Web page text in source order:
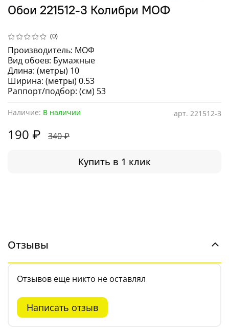
(0)
арт. 221512-3
Наличие: В наличии
Обои 221512-3 Колибри МОФ
190 ₽ 340 ₽
Купить в 1 клик
Производитель: МОФ
Вид обоев: Бумажные
Длина: (метры) 10
Ширина: (метры) 0.53
Раппорт/подбор: (см) 53
Отзывы
Отзывов еще никто не оставлял
Написать отзыв